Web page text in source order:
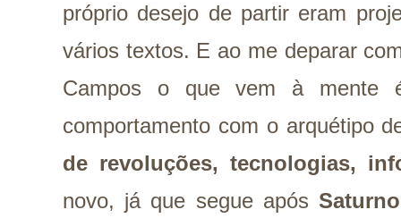
próprio desejo de partir eram
vários textos. E ao me deparar
Campos o que vem à mente
comportamento com o arquétipo
de revoluções, tecnologias,
novo, já que segue após Saturno